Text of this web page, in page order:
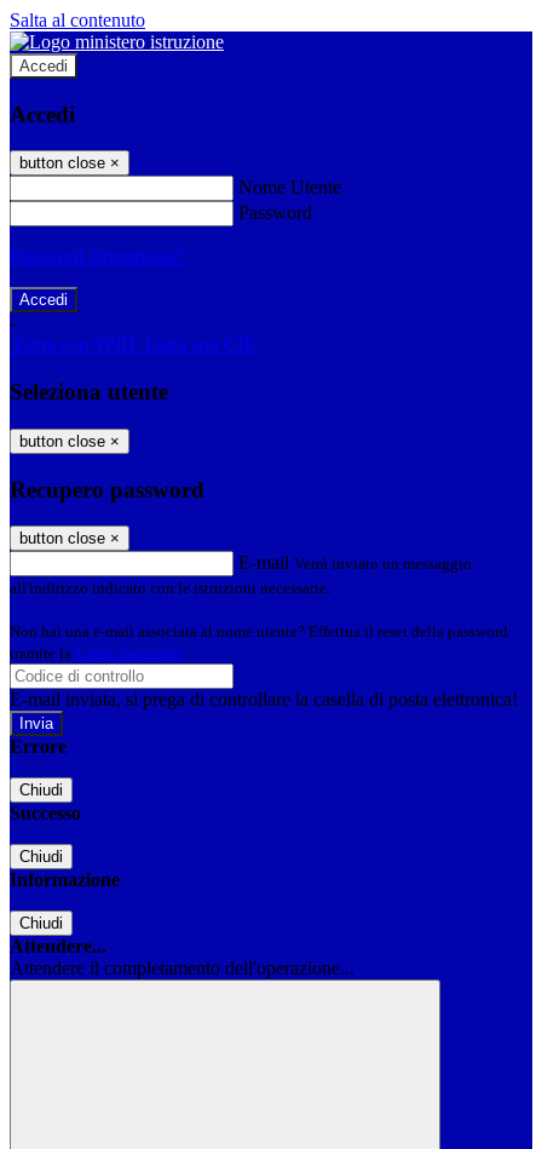
Salta al contenuto
Accedi
Accedi
button close ×
Nome Utente
Password
Password dimenticata?
-
Entra con SPID Entra con CIE
Seleziona utente
button close ×
Recupero password
button close ×
E-mail Verrà inviato un messaggio
all'indirizzo indicato con le istruzioni necessarie.
Non hai una e-mail associata al nome utente? Effettua il reset della password
tramite la Login Spaggiari
E-mail inviata, si prega di controllare la casella di posta elettronica!
Errore
Chiudi
Successo
Chiudi
Informazione
Chiudi
Attendere...
Attendere il completamento dell'operazione...